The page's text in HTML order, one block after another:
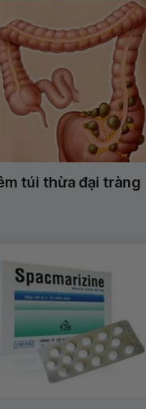
túi thừa đại tràng